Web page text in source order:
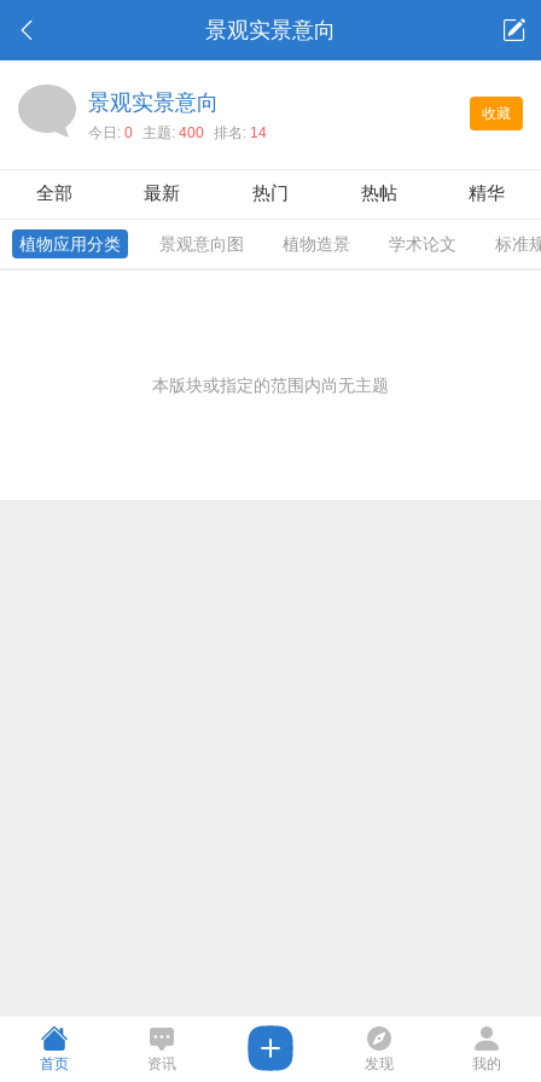
景观实景意向
收藏
景观实景意向
今日: 0 主题: 400 排名: 14
全部 最新 热门 热帖 精华
植物应用分类 景观意向图 植物造景 学术论文 标准
本版块或指定的范围内尚无主题
首页 资讯 发现 我的